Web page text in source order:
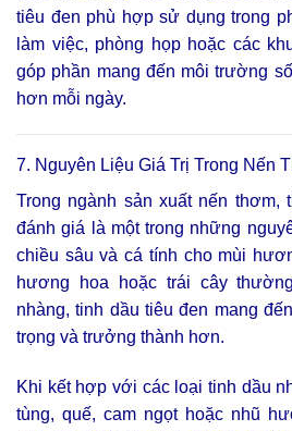
tiêu đen phù hợp sử dụng trong
làm việc, phòng họp hoặc các
góp phần mang đến môi trường
hơn mỗi ngày.
7. Nguyên Liệu Giá Trị Trong Nến
Trong ngành sản xuất nến thơm,
đánh giá là một trong những
chiều sâu và cá tính cho mùi
hương hoa hoặc trái cây
nhàng, tinh dầu tiêu đen mang
trọng và trưởng thành hơn.
Khi kết hợp với các loại tinh dầu
tùng, quế, cam ngọt hoặc nhũ